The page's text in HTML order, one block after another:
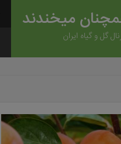
میخندند
گل و گیاه ایران